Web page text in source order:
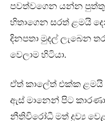
පවත්වගෙන යන්න පුත්තු
හිතාගෙන සරත් ළමයි
දිනපතා මුදල් ලැබෙන
වෙලාම හිටියා.
ඒත් කාලේත් එක්ක ළමයි
ඇස් මානෙන් පිට
නීතිවිරෝධී මත් ද්‍රව්‍ය